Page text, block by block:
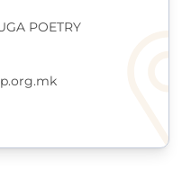
POETRY